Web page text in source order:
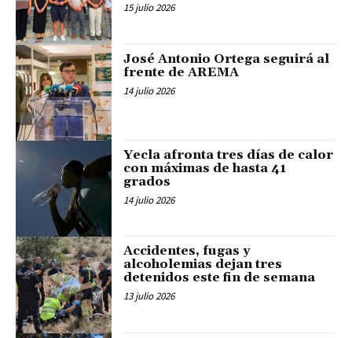
15 julio 2026
José Antonio Ortega seguirá al
frente de AREMA
14 julio 2026
Yecla afronta tres días de calor
con máximas de hasta 41
grados
14 julio 2026
Accidentes, fugas y
alcoholemias dejan tres
detenidos este fin de semana
13 julio 2026